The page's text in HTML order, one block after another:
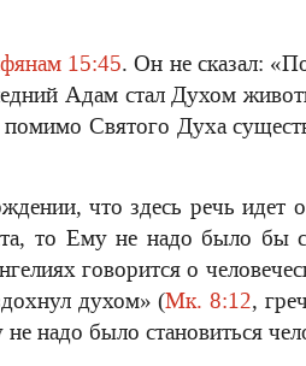
15:45. Он не сказал:
Адам стал Духом
Святого Духа
что здесь речь
то Ему не надо было бы
говорится о
духом» (Мк. 8:12,
надо было становиться